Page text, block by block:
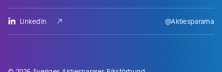
LinkedIn @Aktiespararna